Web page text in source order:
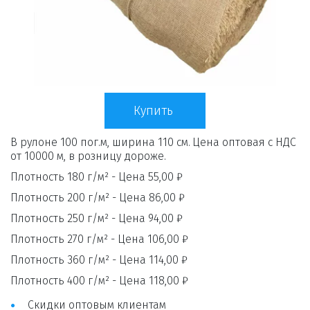
Купить
В рулоне 100 пог.м, ширина 110 см. Цена оптовая с НДС
от 10000 м, в розницу дороже.
Плотность 180 г/м² - Цена 55,00 ₽
Плотность 200 г/м² - Цена 86,00 ₽
Плотность 250 г/м² - Цена 94,00 ₽
Плотность 270 г/м² - Цена 106,00 ₽
Плотность 360 г/м² - Цена 114,00 ₽
Плотность 400 г/м² - Цена 118,00 ₽
Скидки оптовым клиентам